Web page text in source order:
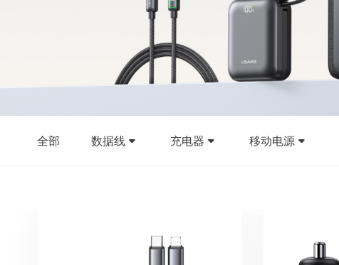
全部 数据线 充电器 移动电源